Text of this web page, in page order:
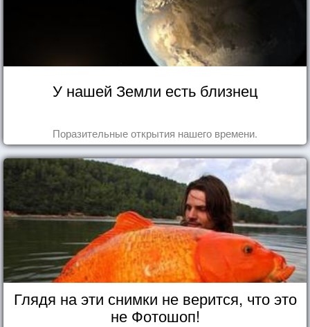
У нашей Земли есть близнец
Поразительные открытия нашего времени.
Глядя на эти снимки не верится, что это
не Фотошоп!